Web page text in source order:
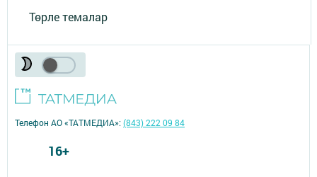
Төрле темалар
Телефон АО «ТАТМЕДИА»:(843) 222 09 84
16+